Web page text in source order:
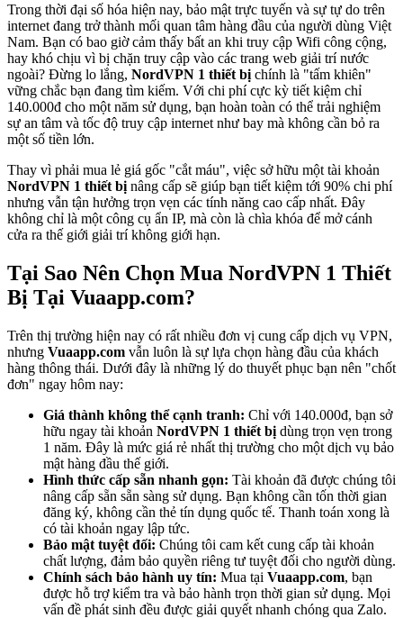
Trong thời đại số hóa hiện nay, bảo mật trực tuyến và sự tự do trên
internet đang trở thành mối quan tâm hàng đầu của người dùng Việt
Nam. Bạn có bao giờ cảm thấy bất an khi truy cập Wifi công cộng,
hay khó chịu vì bị chặn truy cập vào các trang web giải trí nước
ngoài? Đừng lo lắng, NordVPN 1 thiết bị chính là "tấm khiên"
vững chắc bạn đang tìm kiếm. Với chi phí cực kỳ tiết kiệm chỉ
140.000đ cho một năm sử dụng, bạn hoàn toàn có thể trải nghiệm
sự an tâm và tốc độ truy cập internet như bay mà không cần bỏ ra
một số tiền lớn.
Thay vì phải mua lẻ giá gốc "cắt máu", việc sở hữu một tài khoản
NordVPN 1 thiết bị nâng cấp sẽ giúp bạn tiết kiệm tới 90% chi phí
nhưng vẫn tận hưởng trọn vẹn các tính năng cao cấp nhất. Đây
không chỉ là một công cụ ẩn IP, mà còn là chìa khóa để mở cánh
cửa ra thế giới giải trí không giới hạn.
Tại Sao Nên Chọn Mua NordVPN 1 Thiết
Bị Tại Vuaapp.com?
Trên thị trường hiện nay có rất nhiều đơn vị cung cấp dịch vụ VPN,
nhưng Vuaapp.com vẫn luôn là sự lựa chọn hàng đầu của khách
hàng thông thái. Dưới đây là những lý do thuyết phục bạn nên "chốt
đơn" ngay hôm nay:
Giá thành không thể cạnh tranh: Chỉ với 140.000đ, bạn sở
hữu ngay tài khoản NordVPN 1 thiết bị dùng trọn vẹn trong
1 năm. Đây là mức giá rẻ nhất thị trường cho một dịch vụ bảo
mật hàng đầu thế giới.
Hình thức cấp sẵn nhanh gọn: Tài khoản đã được chúng tôi
nâng cấp sẵn sẵn sàng sử dụng. Bạn không cần tốn thời gian
đăng ký, không cần thẻ tín dụng quốc tế. Thanh toán xong là
có tài khoản ngay lập tức.
Bảo mật tuyệt đối: Chúng tôi cam kết cung cấp tài khoản
chất lượng, đảm bảo quyền riêng tư tuyệt đối cho người dùng.
Chính sách bảo hành uy tín: Mua tại Vuaapp.com, bạn
được hỗ trợ kiểm tra và bảo hành trọn thời gian sử dụng. Mọi
vấn đề phát sinh đều được giải quyết nhanh chóng qua Zalo.